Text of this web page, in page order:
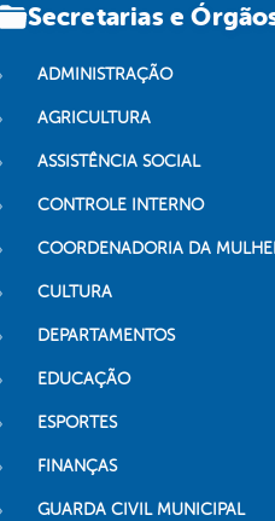
Secretarias e
ADMINISTRAÇÃO
AGRICULTURA
ASSISTÊNCIA SOCIAL
CONTROLE INTERNO
COORDENADORIA DA
CULTURA
DEPARTAMENTOS
EDUCAÇÃO
ESPORTES
FINANÇAS
GUARDA CIVIL MUNICIPAL